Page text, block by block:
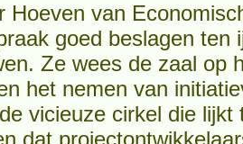
Hoeven van
goed beslagen ten
Ze wees de zaal op
het nemen van
vicieuze cirkel die
dat